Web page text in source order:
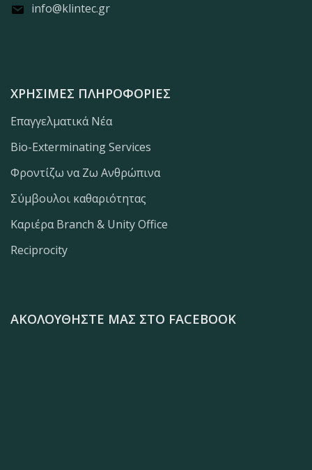
info@klintec.gr
ΧΡΉΣΙΜΕΣ ΠΛΗΡΟΦΟΡΊΕΣ
Επαγγελματικά Νέα
Bio-Exterminating Services
Φροντίζω να Ζω Ανθρώπινα
Σύμβουλοι καθαριότητας
Καριέρα Branch & Unity Office
Reciprocity
ΑΚΟΛΟΥΘΉΣΤΕ ΜΑΣ ΣΤΟ FACEBOOK